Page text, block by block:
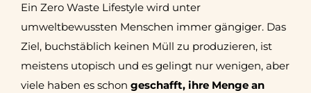
Ein Zero Waste Lifestyle wird unter
umweltbewussten Menschen immer gängiger. Das
Ziel, buchstäblich keinen Müll zu produzieren, ist
meistens utopisch und es gelingt nur wenigen, aber
viele haben es schon geschafft, ihre Menge an